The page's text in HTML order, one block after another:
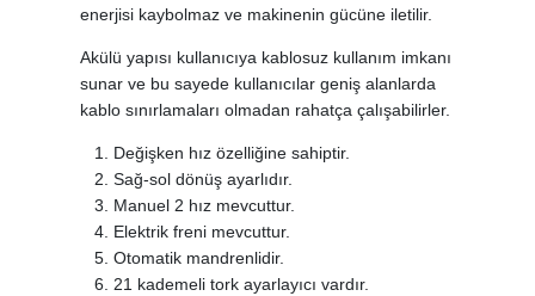
enerjisi kaybolmaz ve makinenin gücüne iletilir.
Akülü yapısı kullanıcıya kablosuz kullanım imkanı
sunar ve bu sayede kullanıcılar geniş alanlarda
kablo sınırlamaları olmadan rahatça çalışabilirler.
Değişken hız özelliğine sahiptir.
Sağ-sol dönüş ayarlıdır.
Manuel 2 hız mevcuttur.
Elektrik freni mevcuttur.
Otomatik mandrenlidir.
21 kademeli tork ayarlayıcı vardır.